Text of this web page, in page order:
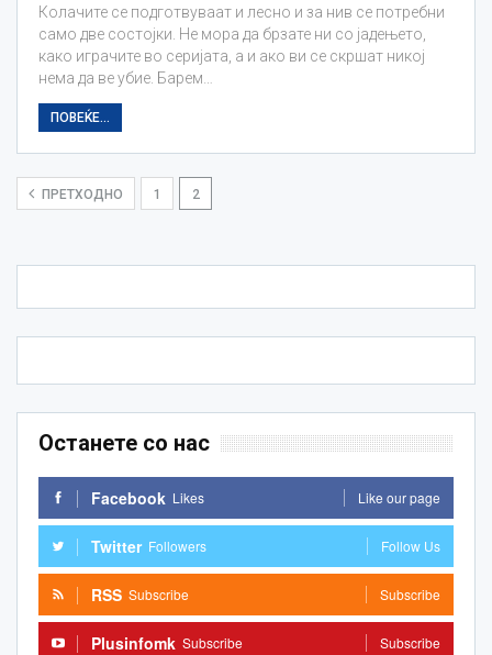
Колачите се подготвуваат и лесно и за нив се потребни
само две состојки. Не мора да брзате ни со јадењето,
како играчите во серијата, а и ако ви се скршат никој
нема да ве убие. Барем…
ПОВЕЌЕ...
ПРЕТХОДНО 1 2
Останете со нас
Facebook Likes Like our page
Twitter Followers Follow Us
RSS Subscribe Subscribe
Plusinfomk Subscribe Subscribe